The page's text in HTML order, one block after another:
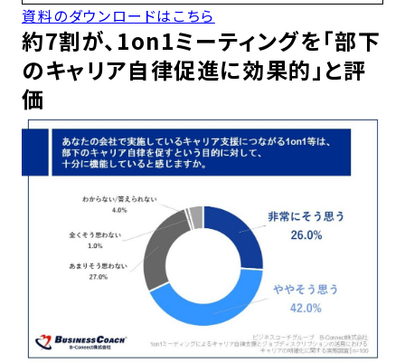
資料のダウンロードはこちら
約7割が、1on1ミーティングを「部下
のキャリア自律促進に効果的」と評
価